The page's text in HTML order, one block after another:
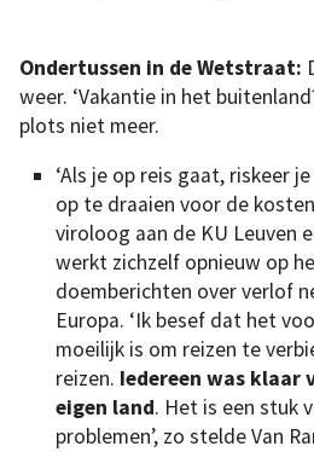
Ondertussen in de Wetstraat:
weer. ‘Vakantie in het
plots niet meer.
‘Als je op reis gaat, riskeer
op te draaien voor de
viroloog aan de KU Leuven
werkt zichzelf opnieuw op
doemberichten over verlof
Europa. ‘Ik besef dat het
moeilijk is om reizen te
reizen. Iedereen was klaar
eigen land. Het is een stuk
problemen’, zo stelde Van